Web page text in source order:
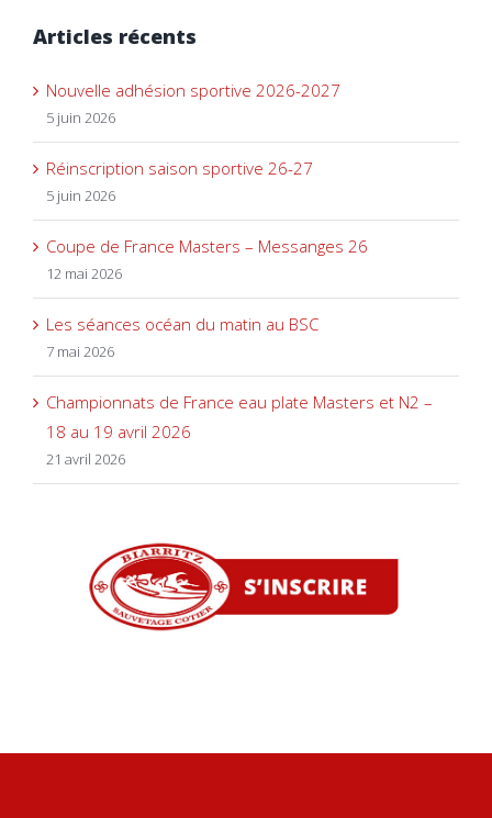
Articles récents
Nouvelle adhésion sportive 2026-2027
5 juin 2026
Réinscription saison sportive 26-27
5 juin 2026
Coupe de France Masters – Messanges 26
12 mai 2026
Les séances océan du matin au BSC
7 mai 2026
Championnats de France eau plate Masters et N2 –
18 au 19 avril 2026
21 avril 2026